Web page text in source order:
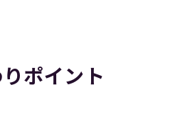
ポイント